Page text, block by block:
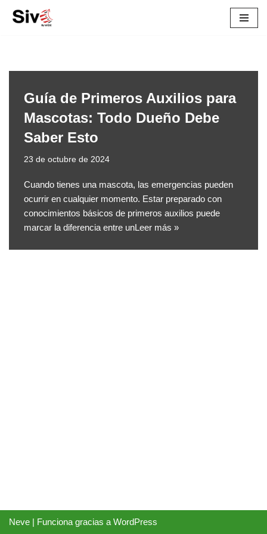
Guía de Primeros Auxilios para
Mascotas: Todo Dueño Debe
Saber Esto
23 de octubre de 2024
Cuando tienes una mascota, las emergencias pueden
ocurrir en cualquier momento. Estar preparado con
conocimientos básicos de primeros auxilios puede
marcar la diferencia entre unLeer más »
Neve | Funciona gracias a WordPress